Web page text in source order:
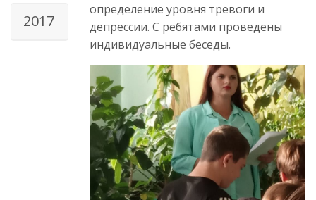
2017
определение уровня тревоги и
депрессии. С ребятами проведены
индивидуальные беседы.